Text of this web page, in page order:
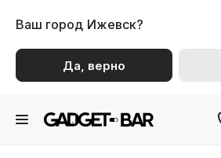
Ваш город Ижевск?
Да, верно